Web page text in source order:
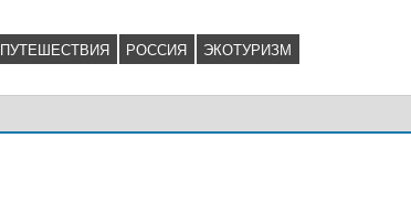
ПУТЕШЕСТВИЯ РОССИЯ ЭКОТУРИЗМ